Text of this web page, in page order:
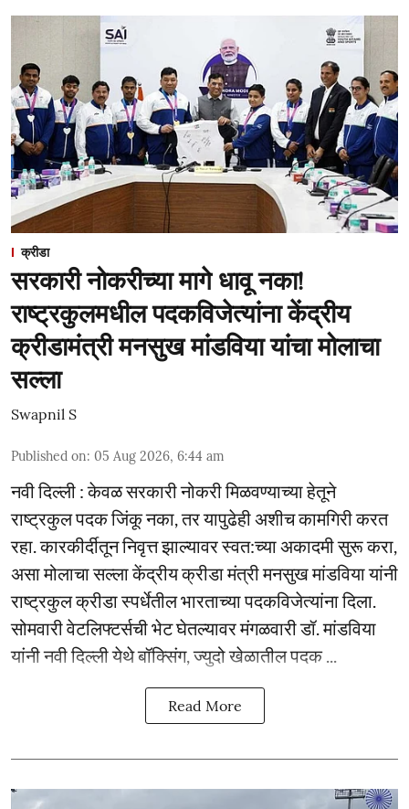
क्रीडा
सरकारी नोकरीच्या मागे धावू नका!
राष्ट्रकुलमधील पदकविजेत्यांना केंद्रीय
क्रीडामंत्री मनसुख मांडविया यांचा मोलाचा
सल्ला
Swapnil S
Published on: 05 Aug 2026, 6:44 am
नवी दिल्ली : केवळ सरकारी नोकरी मिळवण्याच्या हेतूने
राष्ट्रकुल पदक जिंकू नका, तर यापुढेही अशीच कामगिरी करत
रहा. कारकीर्दीतून निवृत्त झाल्यावर स्वत:च्या अकादमी सुरू करा,
असा मोलाचा सल्ला केंद्रीय क्रीडा मंत्री मनसुख मांडविया यांनी
राष्ट्रकुल क्रीडा स्पर्धेतील भारताच्या पदकविजेत्यांना दिला.
सोमवारी वेटलिफ्टर्सची भेट घेतल्यावर मंगळवारी डॉ. मांडविया
यांनी नवी दिल्ली येथे बॉक्सिंग, ज्युदो खेळातील पदक ...
Read More